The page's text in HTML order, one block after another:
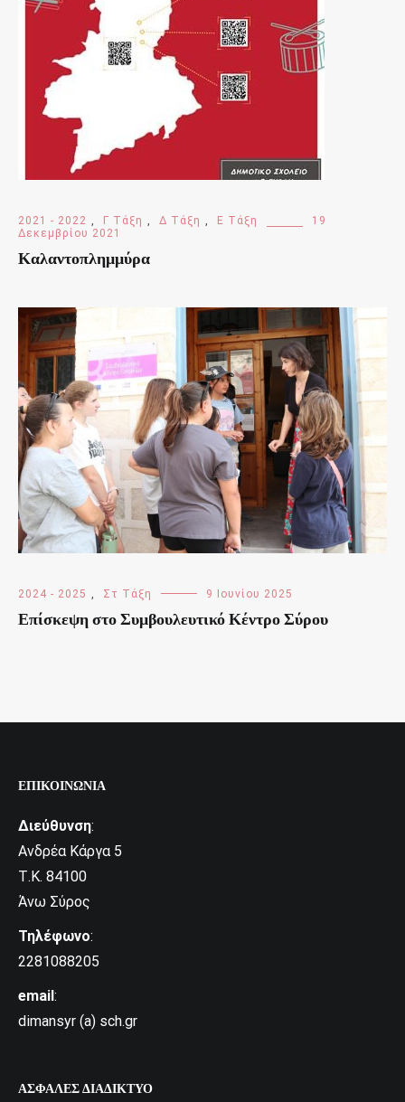
2021 - 2022 , Γ Τάξη , Δ Τάξη , Ε Τάξη
19
Δεκεμβρίου 2021
Καλαντοπλημμύρα
2024 - 2025 , Στ Τάξη 9 Ιουνίου 2025
Επίσκεψη στο Συμβουλευτικό Κέντρο Σύρου
ΕΠΙΚΟΙΝΩΝΊΑ
Διεύθυνση:
Ανδρέα Κάργα 5
Τ.Κ. 84100
Άνω Σύρος
Τηλέφωνο:
2281088205
email :
dimansyr (a) sch.gr
ΑΣΦΑΛΈΣ ΔΙΑΔΊΚΤΥΟ